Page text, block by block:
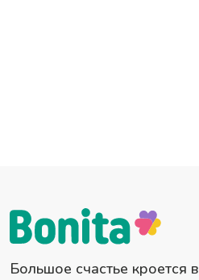
Большое счастье кроется в